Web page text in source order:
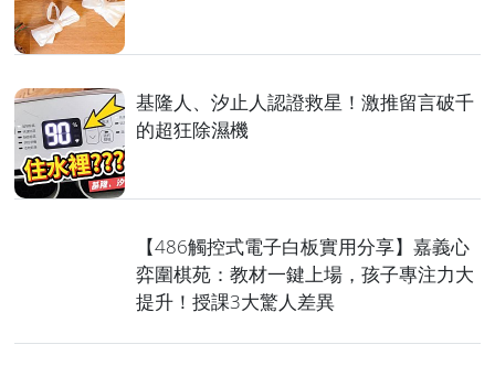
基隆人、汐止人認證救星！激推留言破千
的超狂除濕機
【486觸控式電子白板實用分享】嘉義心
弈圍棋苑：教材一鍵上場，孩子專注力大
提升！授課3大驚人差異